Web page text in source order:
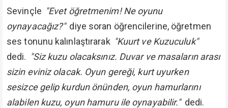
Sevinçle "Evet öğretmenim! Ne oyunu
oynayacağız?" diye soran öğrencilerine, öğretmen
ses tonunu kalınlaştırarak "Kuurt ve Kuzuculuk"
dedi. "Siz kuzu olacaksınız. Duvar ve masaların arası
sizin eviniz olacak. Oyun gereği, kurt uyurken
sesizce gelip kurdun önünden, oyun hamurlarını
alabilen kuzu, oyun hamuru ile oynayabilir." dedi.